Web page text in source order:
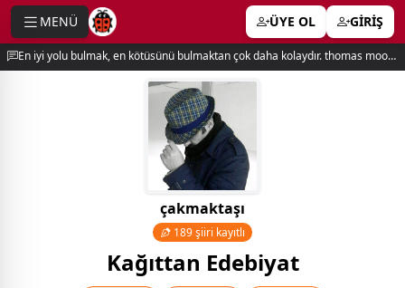
MENÜ ÜYE OL GİRİŞ
En iyi yolu bulmak, en kötüsünü bulmaktan çok daha kolaydır. thomas moore
çakmaktaşı
189 şiiri kayıtlı
Kağıttan Edebiyat
menu